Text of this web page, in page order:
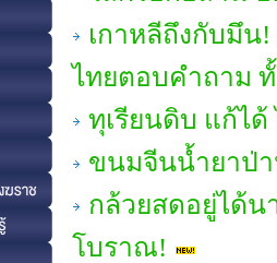
เกาหลีถึงกับมึน!
ไทยตอบคำถาม ทั้
ทุเรียนดิบ แก้ได้
ขนมจีนน้ำยาป่า
กล้วยสดอยู่ได้น
โบราณ!